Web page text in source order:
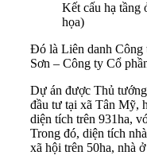
Kết cấu hạ tầng
họa)
Đó là Liên danh Công
Sơn – Công ty Cổ
Dự án được Thủ
đầu tư tại xã Tân Mỹ,
diện tích trên 931ha,
Trong đó, diện tích
xã hội trên 50ha, nhà